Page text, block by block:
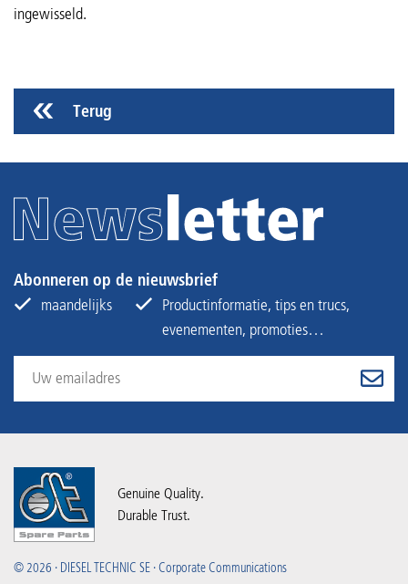
ingewisseld.
Terug
Abonneren op de nieuwsbrief
maandelijks
Productinformatie, tips en trucs,
evenementen, promoties…
Genuine Quality.
Durable Trust.
© 2026 · DIESEL TECHNIC SE · Corporate Communications